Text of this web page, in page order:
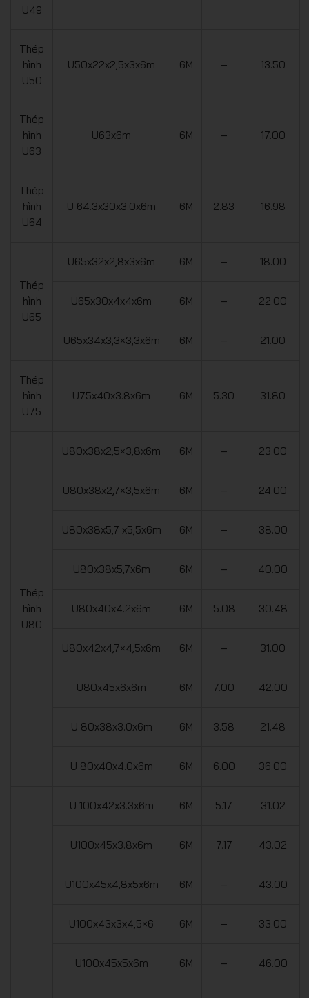
U49
Thép
hình
U50
U50x22x2,5x3x6m 6M – 13.50
Thép
hình
U63
U63x6m 6M – 17.00
Thép
hình
U64
U 64.3x30x3.0x6m 6M 2.83 16.98
Thép
hình
U65
U65x32x2,8x3x6m 6M – 18.00
U65x30x4x4x6m 6M – 22.00
U65x34x3,3×3,3x6m 6M – 21.00
Thép
hình
U75
U75x40x3.8x6m 6M 5.30 31.80
Thép
hình
U80
U80x38x2,5×3,8x6m 6M – 23.00
U80x38x2,7×3,5x6m 6M – 24.00
U80x38x5,7 x5,5x6m 6M – 38.00
U80x38x5,7x6m 6M – 40.00
U80x40x4.2x6m 6M 5.08 30.48
U80x42x4,7×4,5x6m 6M – 31.00
U80x45x6x6m 6M 7.00 42.00
U 80x38x3.0x6m 6M 3.58 21.48
U 80x40x4.0x6m 6M 6.00 36.00
U 100x42x3.3x6m 6M 5.17 31.02
U100x45x3.8x6m 6M 7.17 43.02
U100x45x4,8x5x6m 6M – 43.00
U100x43x3x4,5×6 6M – 33.00
U100x45x5x6m 6M – 46.00